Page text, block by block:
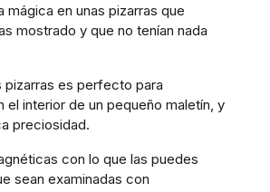
en unas pizarras que
mostrado y que no tenían nada
pizarras es perfecto para
el interior de un pequeño maletín, y
preciosidad.
con lo que las puedes
sean examinadas con